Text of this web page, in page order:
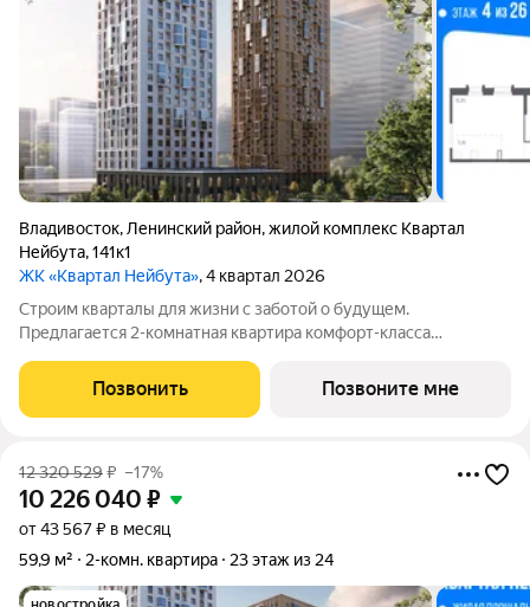
Владивосток, Ленинский район,жилой комплекс Квартал
Нейбута,141к1
ЖК «Квартал Нейбута», 4 квартал 2026
Строим кварталы для жизни с заботой о будущем.
Предлагается 2-комнатная квартира комфорт-класса
на 4-м этаже, в жилом комплексе "Квартал
Нейбута".Выбирайте свое место для счастливой жизни:
Позвонить Позвоните мне
12 320 529₽ –17%
10 226 040 ₽
от 43 567 ₽ в месяц
59,9 м²
2-комн. квартира 23 этаж из 24